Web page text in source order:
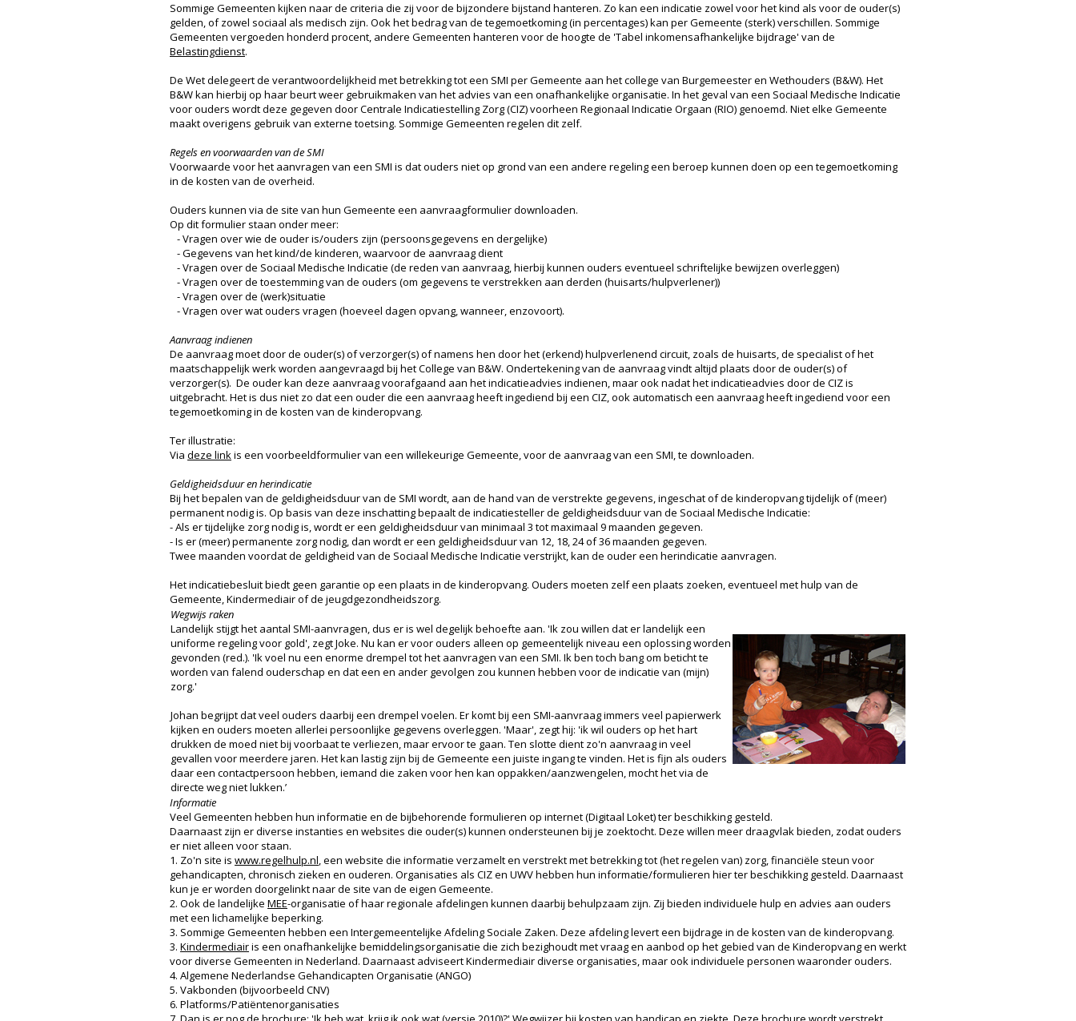
Sommige Gemeenten kijken naar de criteria die zij voor de bijzondere bijstand hanteren. Zo kan een indicatie zowel voor het kind als voor de ouder(s)
gelden, of zowel sociaal als medisch zijn. Ook het bedrag van de tegemoetkoming (in percentages) kan per Gemeente (sterk) verschillen. Sommige
Gemeenten vergoeden honderd procent, andere Gemeenten hanteren voor de hoogte de 'Tabel inkomensafhankelijke bijdrage' van de
Belastingdienst.
De Wet delegeert de verantwoordelijkheid met betrekking tot een SMI per Gemeente aan het college van Burgemeester en Wethouders (B&W). Het
B&W kan hierbij op haar beurt weer gebruikmaken van het advies van een onafhankelijke organisatie. In het geval van een Sociaal Medische Indicatie
voor ouders wordt deze gegeven door Centrale Indicatiestelling Zorg (CIZ) voorheen Regionaal Indicatie Orgaan (RIO) genoemd. Niet elke Gemeente
maakt overigens gebruik van externe toetsing. Sommige Gemeenten regelen dit zelf.
Regels en voorwaarden van de SMI
Voorwaarde voor het aanvragen van een SMI is dat ouders niet op grond van een andere regeling een beroep kunnen doen op een tegemoetkoming
in de kosten van de overheid.
Ouders kunnen via de site van hun Gemeente een aanvraagformulier downloaden.
Op dit formulier staan onder meer:
- Vragen over wie de ouder is/ouders zijn (persoonsgegevens en dergelijke)
- Gegevens van het kind/de kinderen, waarvoor de aanvraag dient
- Vragen over de Sociaal Medische Indicatie (de reden van aanvraag, hierbij kunnen ouders eventueel schriftelijke bewijzen overleggen)
- Vragen over de toestemming van de ouders (om gegevens te verstrekken aan derden (huisarts/hulpverlener))
- Vragen over de (werk)situatie
- Vragen over wat ouders vragen (hoeveel dagen opvang, wanneer, enzovoort).
Aanvraag indienen
De aanvraag moet door de ouder(s) of verzorger(s) of namens hen door het (erkend) hulpverlenend circuit, zoals de huisarts, de specialist of het
maatschappelijk werk worden aangevraagd bij het College van B&W. Ondertekening van de aanvraag vindt altijd plaats door de ouder(s) of
verzorger(s). De ouder kan deze aanvraag voorafgaand aan het indicatieadvies indienen, maar ook nadat het indicatieadvies door de CIZ is
uitgebracht. Het is dus niet zo dat een ouder die een aanvraag heeft ingediend bij een CIZ, ook automatisch een aanvraag heeft ingediend voor een
tegemoetkoming in de kosten van de kinderopvang.
Ter illustratie:
Via deze linkis een voorbeeldformulier van een willekeurige Gemeente, voor de aanvraag van een SMI, te downloaden.
Geldigheidsduur en herindicatie
Bij het bepalen van de geldigheidsduur van de SMI wordt, aan de hand van de verstrekte gegevens, ingeschat of de kinderopvang tijdelijk of (meer)
permanent nodig is. Op basis van deze inschatting bepaalt de indicatiesteller de geldigheidsduur van de Sociaal Medische Indicatie:
- Als er tijdelijke zorg nodig is, wordt er een geldigheidsduur van minimaal 3 tot maximaal 9 maanden gegeven.
- Is er (meer) permanente zorg nodig, dan wordt er een geldigheidsduur van 12, 18, 24 of 36 maanden gegeven.
Twee maanden voordat de geldigheid van de Sociaal Medische Indicatie verstrijkt, kan de ouder een herindicatie aanvragen.
Het indicatiebesluit biedt geen garantie op een plaats in de kinderopvang. Ouders moeten zelf een plaats zoeken, eventueel met hulp van de
Gemeente, Kindermediair of de jeugdgezondheidszorg.
Wegwijs raken
Landelijk stijgt het aantal SMI-aanvragen, dus er is wel degelijk behoefte aan. 'Ik zou willen dat er landelijk een
uniforme regeling voor gold', zegt Joke. Nu kan er voor ouders alleen op gemeentelijk niveau een oplossing worden
gevonden (red.). 'Ik voel nu een enorme drempel tot het aanvragen van een SMI. Ik ben toch bang om beticht te
worden van falend ouderschap en dat een en ander gevolgen zou kunnen hebben voor de indicatie van (mijn)
zorg.'
Johan begrijpt dat veel ouders daarbij een drempel voelen. Er komt bij een SMI-aanvraag immers veel papierwerk
kijken en ouders moeten allerlei persoonlijke gegevens overleggen. 'Maar', zegt hij: 'ik wil ouders op het hart
drukken de moed niet bij voorbaat te verliezen, maar ervoor te gaan. Ten slotte dient zo'n aanvraag in veel
gevallen voor meerdere jaren. Het kan lastig zijn bij de Gemeente een juiste ingang te vinden. Het is fijn als ouders
daar een contactpersoon hebben, iemand die zaken voor hen kan oppakken/aanzwengelen, mocht het via de
directe weg niet lukken.’
Informatie
Veel Gemeenten hebben hun informatie en de bijbehorende formulieren op internet (Digitaal Loket) ter beschikking gesteld.
Daarnaast zijn er diverse instanties en websites die ouder(s) kunnen ondersteunen bij je zoektocht. Deze willen meer draagvlak bieden, zodat ouders
er niet alleen voor staan.
1. Zo'n site is www.regelhulp.nl, een website die informatie verzamelt en verstrekt met betrekking tot (het regelen van) zorg, financiële steun voor
gehandicapten, chronisch zieken en ouderen. Organisaties als CIZ en UWV hebben hun informatie/formulieren hier ter beschikking gesteld. Daarnaast
kun je er worden doorgelinkt naar de site van de eigen Gemeente.
2. Ook de landelijke MEE-organisatie of haar regionale afdelingen kunnen daarbij behulpzaam zijn. Zij bieden individuele hulp en advies aan ouders
met een lichamelijke beperking.
3. Sommige Gemeenten hebben een Intergemeentelijke Afdeling Sociale Zaken. Deze afdeling levert een bijdrage in de kosten van de kinderopvang.
3. Kindermediairis een onafhankelijke bemiddelingsorganisatie die zich bezighoudt met vraag en aanbod op het gebied van de Kinderopvang en werkt
voor diverse Gemeenten in Nederland. Daarnaast adviseert Kindermediair diverse organisaties, maar ook individuele personen waaronder ouders.
4. Algemene Nederlandse Gehandicapten Organisatie (ANGO)
5. Vakbonden (bijvoorbeeld CNV)
6. Platforms/Patiëntenorganisaties